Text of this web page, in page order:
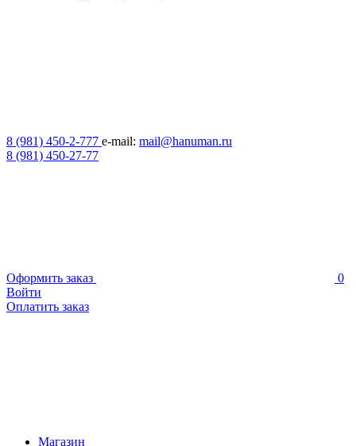
8 (981) 450-2-777 e-mail: mail@hanuman.ru
8 (981) 450-27-77
Оформить заказ
0
Войти
Оплатить заказ
Магазин